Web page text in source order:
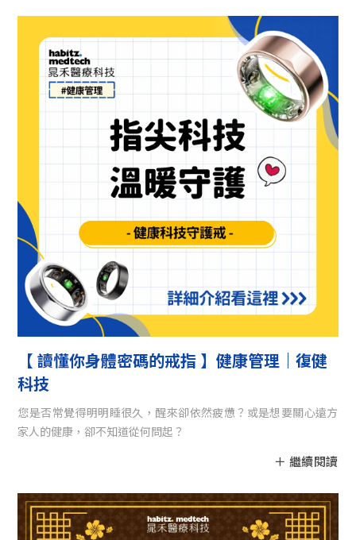
【 讀懂你身體密碼的戒指 】健康管理｜復健
科技
您是否常覺得明明睡很久，醒來卻依然疲憊？或是想要關心遠方
家人的健康，卻不知道從何問起？